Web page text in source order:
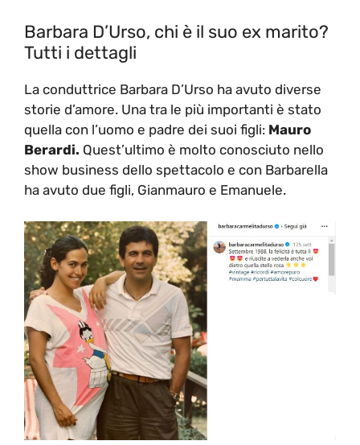
Barbara D’Urso, chi è il suo ex marito?
Tutti i dettagli
La conduttrice Barbara D’Urso ha avuto diverse
storie d’amore. Una tra le più importanti è stato
quella con l’uomo e padre dei suoi figli: Mauro
Berardi. Quest’ultimo è molto conosciuto nello
show business dello spettacolo e con Barbarella
ha avuto due figli, Gianmauro e Emanuele.